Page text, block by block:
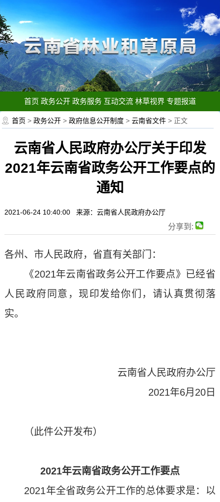
首页 政务公开 政务服务 互动交流 林草视界 专题报道
首页 >政务公开 >政府信息公开制度 >云南省文件 > 正文
云南省人民政府办公厅关于印发
2021年云南省政务公开工作要点的
通知
2021-06-24 10:40:00 来源：云南省人民政府办公厅
分享到:
各州、市人民政府，省直有关部门：
《2021年云南省政务公开工作要点》已经省
人民政府同意，现印发给你们，请认真贯彻落
实。
云南省人民政府办公厅
2021年6月20日
（此件公开发布）
2021年云南省政务公开工作要点
2021年全省政务公开工作的总体要求是：以